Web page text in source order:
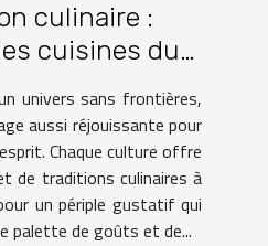
culinaire :
cuisines du
le voyage
univers sans frontières,
aussi réjouissante pour
Chaque culture offre
de traditions culinaires à
un périple gustatif qui
palette de goûts et de...